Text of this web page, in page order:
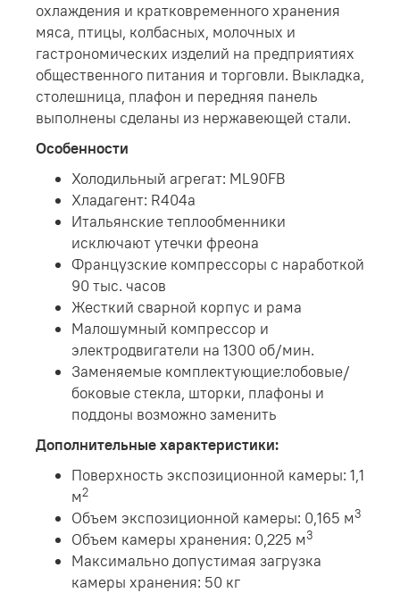
охлаждения и кратковременного хранения
мяса, птицы, колбасных, молочных и
гастрономических изделий на предприятиях
общественного питания и торговли. Выкладка,
столешница, плафон и передняя панель
выполнены сделаны из нержавеющей стали.
Особенности
Холодильный агрегат: ML90FB
Хладагент: R404a
Итальянские теплообменники
исключают утечки фреона
Французские компрессоры с наработкой
90 тыс. часов
Жесткий сварной корпус и рама
Малошумный компрессор и
электродвигатели на 1300 об/мин.
Заменяемые комплектующие:лобовые/
боковые стекла, шторки, плафоны и
поддоны возможно заменить
Дополнительные характеристики:
Поверхность экспозиционной камеры: 1,1
м​2
Объем экспозиционной камеры: 0,165 м​3
Объем камеры хранения: 0,225 м3
Максимально допустимая загрузка
камеры хранения: 50 кг